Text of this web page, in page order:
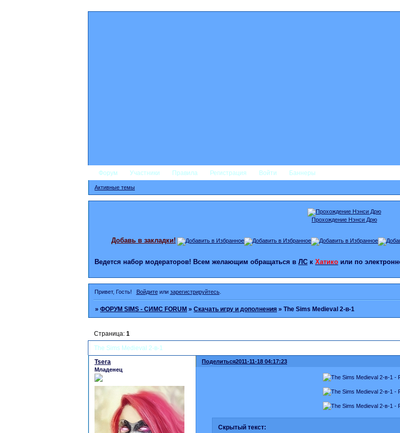
Форум Участники Правила Регистрация Войти Баннеры
Активные темы
Прохождение Нэнси Дрю
Добавь в закладки!
Ведется набор модераторов! Всем желающим обращаться в ЛС к Хатико или по
Привет, Гость! Войдитеили зарегистрируйтесь.
»ФОРУМ SIMS - СИМС FORUM »Скачать игру и дополнения »The Sims Medieval 2-в-1
The Sims Medieval 2-в-1
Страница:1
Поделиться2011-11-18 04:17:23
Tsera
Младенец
Скрытый текст: